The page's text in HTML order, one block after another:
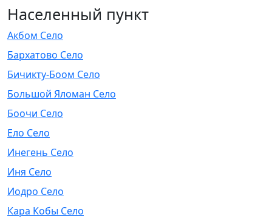
Населенный пункт
Акбом Село
Бархатово Село
Бичикту-Боом Село
Большой Яломан Село
Боочи Село
Ело Село
Инегень Село
Иня Село
Иодро Село
Кара Кобы Село